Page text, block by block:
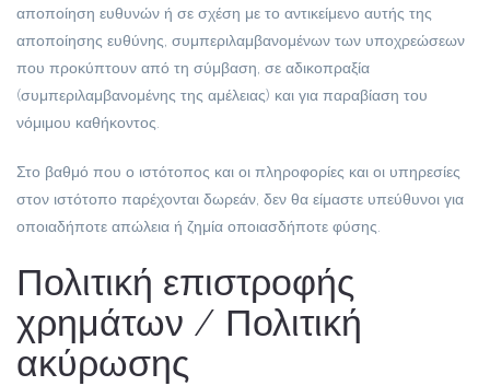
αποποίηση ευθυνών ή σε σχέση με το αντικείμενο αυτής της
αποποίησης ευθύνης, συμπεριλαμβανομένων των υποχρεώσεων
που προκύπτουν από τη σύμβαση, σε αδικοπραξία
(συμπεριλαμβανομένης της αμέλειας) και για παραβίαση του
νόμιμου καθήκοντος.
Στο βαθμό που ο ιστότοπος και οι πληροφορίες και οι υπηρεσίες
στον ιστότοπο παρέχονται δωρεάν, δεν θα είμαστε υπεύθυνοι για
οποιαδήποτε απώλεια ή ζημία οποιασδήποτε φύσης.
Πολιτική επιστροφής
χρημάτων / Πολιτική
ακύρωσης